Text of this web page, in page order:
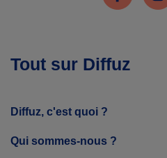
Tout sur Diffuz
Diffuz, c'est quoi ?
Qui sommes-nous ?